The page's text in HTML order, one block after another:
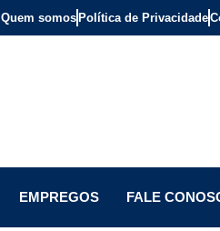
Quem somos Política de Privacidade
EMPREGOS FALE